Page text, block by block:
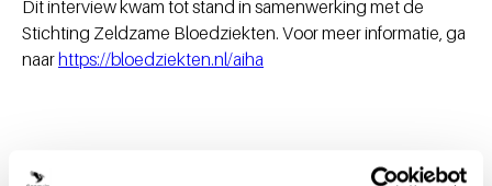
Dit interview kwam tot stand in samenwerking met de
Stichting Zeldzame Bloedziekten. Voor meer informatie, ga
naar https://bloedziekten.nl/aiha
Deel dit bericht via: